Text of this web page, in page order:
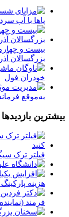
پاها با آب
بیست و
بزرگسالان
خودران فول
به‌موقع
بیشترین
فیلتر ترک
هزینه
فرمند